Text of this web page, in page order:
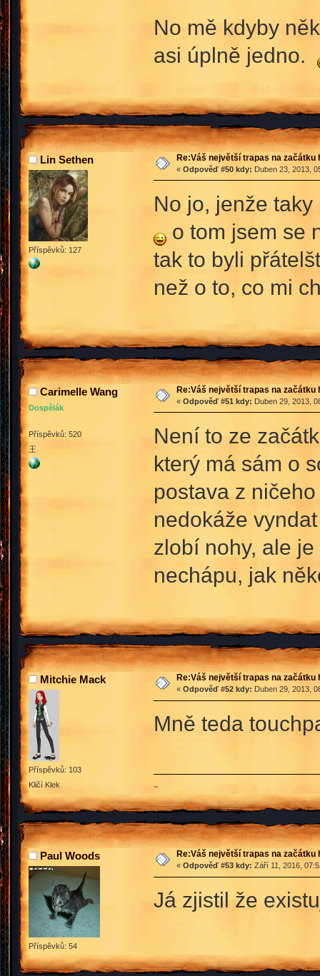
No mě kdyby
asi úplně jedno.
Lin Sethen
Příspěvků: 127
Re:Váš největší trapas na začátku
« Odpověď #50 kdy: Duben 23, 2013,
No jo, jenže
o tom jsem se
tak to byli
než o to, co mi
Carimelle Wang
Dospělák
Příspěvků: 520
王
Re:Váš největší trapas na začátku
« Odpověď #51 kdy: Duben 29, 2013,
Není to ze
který má sám o
postava z
nedokáže
zlobí nohy, ale
nechápu, jak
Mitchie Mack
Příspěvků: 103
Kličí Klek
Re:Váš největší trapas na začátku
« Odpověď #52 kdy: Duben 29, 2013,
Mně teda
~
Paul Woods
Příspěvků: 54
Re:Váš největší trapas na začátku
« Odpověď #53 kdy: Září 11, 2016,
Já zjistil že